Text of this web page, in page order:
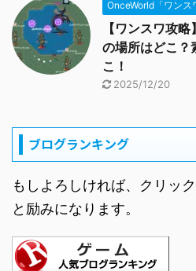
OnceWorld「ワンス
【ワンスワ攻
の場所はどこ？
こ！
2025/12/20
ブログランキング
もしよろしければ、クリッ
と励みになります。